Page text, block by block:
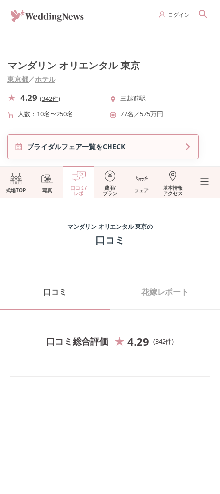
ログイン
マンダリン オリエンタル 東京
東京都／ホテル
4.29 (342件)
三越前駅
人数
10名〜250名 77名 ／575万円
ブライダルフェア一覧をCHECK
式場TOP 写真 口コミ/
レポ
費用/
プラン フェア 基本情報
アクセス
マンダリン オリエンタル 東京の
口コミ
口コミ 花嫁レポート
口コミ総合評価 4.29 342件